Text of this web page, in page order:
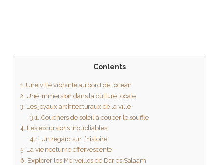
Contents
1. Une ville vibrante au bord de l’océan
2. Une immersion dans la culture locale
3. Les joyaux architecturaux de la ville
3.1. Couchers de soleil à couper le souffle
4. Les excursions inoubliables
4.1. Un regard sur l’histoire
5. La vie nocturne effervescente
6. Explorer les Merveilles de Dar es Salaam